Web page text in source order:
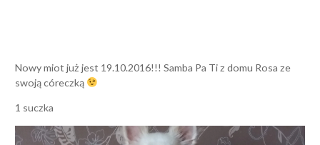
Nowy miot już jest 19.10.2016!!! Samba Pa Ti z domu Rosa ze
swoją córeczką
1 suczka